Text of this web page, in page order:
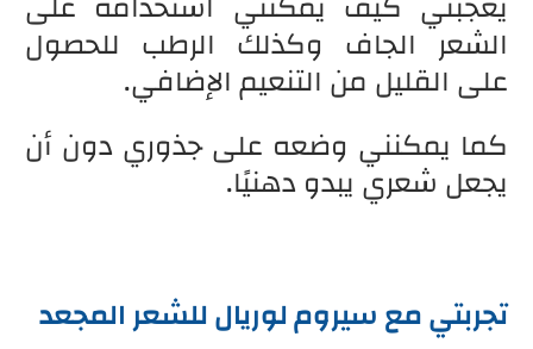
الشعر الجاف وكذلك الرطب للحصول
على القليل من التنعيم الإضافي.
كما يمكنني وضعه على جذوري دون أن
يجعل شعري يبدو دهنيًا.
تجربتي مع سيروم لوريال للشعر المجعد